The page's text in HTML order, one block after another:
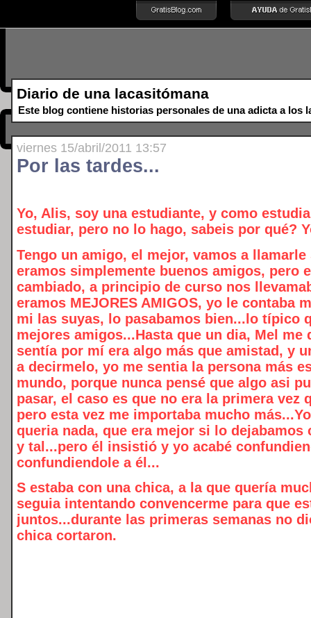
Diario de una lacasitómana
Este blog contiene historias personales de una adicta a los
viernes 15/abril/2011 13:57
Por las tardes...
Yo, Alis, soy una estudiante, y como
estudiar, pero no lo hago, sabeis por qué?
Tengo un amigo, el mejor, vamos a llamarle
eramos simplemente buenos amigos, pero
cambiado, a principio de curso nos
eramos MEJORES AMIGOS, yo le contaba
mi las suyas, lo pasabamos bien...lo típico
mejores amigos...Hasta que un dia, Mel me
sentía por mí era algo más que amistad, y
a decirmelo, yo me sentia la persona más
mundo, porque nunca pensé que algo asi
pasar, el caso es que no era la primera vez
pero esta vez me importaba mucho
queria nada, que era mejor si lo dejabamos
y tal...pero él insistió y yo acabé
confundiendole a él...
S estaba con una chica, a la que quería
seguia intentando convencerme para que
juntos...durante las primeras semanas no
chica cortaron.